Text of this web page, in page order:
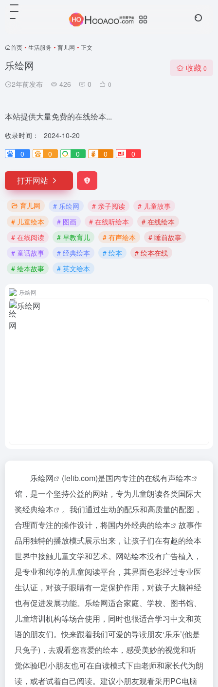
首页 • 生活服务 • 育儿网 • 正文
乐绘网
2年前发布 426 0 0
收藏 0
本站提供大量免费的在线绘本...
收录时间：
2024-10-20
0
0 0 0 0
打开网站
育儿网 # 乐绘网 # 亲子阅读
# 儿童故事
# 儿童绘本
# 图画 # 在线听绘本
# 在线绘本
# 在线阅读
# 早教育儿 # 有声绘本
# 睡前故事
# 童话故事
# 经典绘本 # 绘本
# 绘本在线
# 绘本故事
# 英文绘本
乐绘网
乐绘网 (lelib.com)是国内专注的在线有声绘本
馆，是一个坚持公益的网站，专为儿童朗读各类国际大
奖经典绘本
。我们通过生动的配乐和高质量的配图，
合理而专注的操作设计，将国内外经典的绘本
故事作
品用独特的播放模式展示出来，让孩子们在有趣的绘本
世界中接触儿童文学和艺术。网站绘本没有广告植入，
是专业和纯净的儿童阅读平台，其界面色彩经过专业医
生认证，对孩子眼睛有一定保护作用，对孩子大脑神经
也有促进发展功能。乐绘网适合家庭、学校、图书馆、
儿童培训机构等场合使用，同时也很适合学习中文和英
语的朋友们。快来跟着我们可爱的导读朋友‘乐乐’(他是
只兔子)，去观看您喜爱的绘本，感受美妙的视觉和听
觉体验吧!小朋友也可在自读模式下由老师和家长代为朗
读，或者试着自己阅读。建议小朋友观看采用PC电脑